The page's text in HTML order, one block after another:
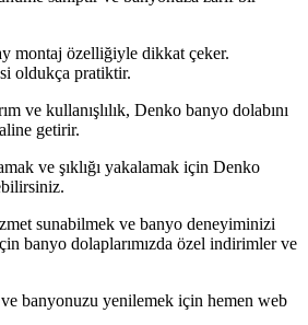
montaj özelliğiyle dikkat çeker.
oldukça pratiktir.
ve kullanışlılık, Denko banyo dolabını
getirir.
ve şıklığı yakalamak için Denko
sunabilmek ve banyo deneyiminizi
banyo dolaplarımızda özel indirimler ve
ve banyonuzu yenilemek için hemen web